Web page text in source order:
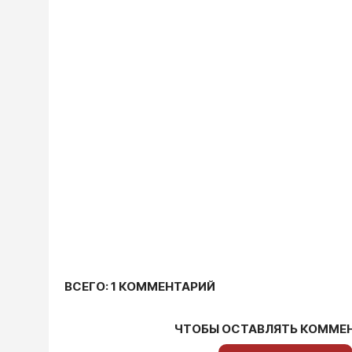
ВСЕГО: 1 КОММЕНТАРИЙ
ЧТОБЫ ОСТАВЛЯТЬ